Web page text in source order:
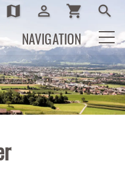
Ortsplan
map Login
person_outline shopping_cart search
NAVIGATION